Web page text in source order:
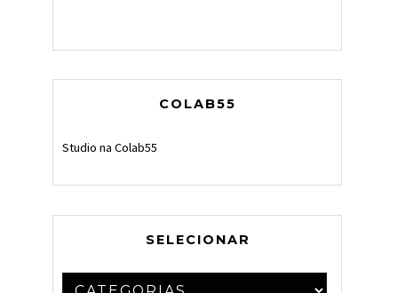
COLAB55
Studio na Colab55
SELECIONAR